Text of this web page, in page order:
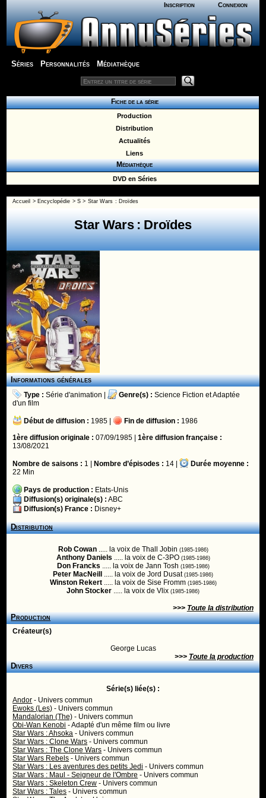
Inscription Connexion
Séries Personnalités Médiathèque
Fiche de la série
Production
Distribution
Actualités
Liens
Médiathèque
DVD en Séries
Accueil > Encyclopédie >S > Star Wars : Droïdes
Star Wars : Droïdes
Informations générales
Type :Série d'animation | Genre(s) : Science Fiction etAdaptée
d'un film
Début de diffusion : 1985 | Fin de diffusion : 1986
1ère diffusion originale : 07/09/1985 |1ère diffusion française :
13/08/2021
Nombre de saisons : 1 | Nombre d’épisodes : 14 |
Durée moyenne :
22 Min
Pays de production : Etats-Unis
Diffusion(s) originale(s) : ABC
Diffusion(s) France : Disney+
Distribution
Rob Cowan..... la voix de Thall Jobin (1985-1986)
Anthony Daniels ..... la voix de C-3PO (1985-1986)
Don Francks ..... la voix de Jann Tosh (1985-1986)
Peter MacNeill ..... la voix de Jord Dusat (1985-1986)
Winston Rekert..... la voix de Sise Fromm (1985-1986)
John Stocker ..... la voix de Vlix (1985-1986)
>>> Toute la distribution
Production
Créateur(s)
George Lucas
>>> Toute la production
Divers
Série(s) liée(s) :
Andor - Univers commun
Ewoks (Les) - Univers commun
Mandalorian (The) - Univers commun
Obi-Wan Kenobi - Adapté d'un même film ou livre
Star Wars : Ahsoka - Univers commun
Star Wars : Clone Wars - Univers commun
Star Wars : The Clone Wars - Univers commun
Star Wars Rebels - Univers commun
Star Wars : Les aventures des petits Jedi - Univers commun
Star Wars : Maul - Seigneur de l'Ombre - Univers commun
Star Wars : Skeleton Crew - Univers commun
Star Wars : Tales - Univers commun